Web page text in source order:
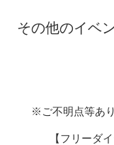
その他のイベ
※ご不明点等あ
【フリーダ